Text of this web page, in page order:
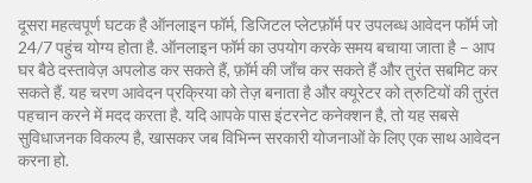
दूसरा महत्वपूर्ण घटक हैऑनलाइन फॉर्म, डिजिटल प्लेटफ़ॉर्म पर उपलब्ध आवेदन फॉर्म जो
24/7 पहुंच योग्य होता है. ऑनलाइन फॉर्म का उपयोग करके समय बचाया जाता है – आप
घर बैठे दस्तावेज़ अपलोड कर सकते हैं, फ़ॉर्म की जाँच कर सकते हैं और तुरंत सबमिट कर
सकते हैं. यह चरण आवेदन प्रक्रिया को तेज़ बनाता है और क्यूरेटर को त्रुटियों की तुरंत
पहचान करने में मदद करता है. यदि आपके पास इंटरनेट कनेक्शन है, तो यह सबसे
सुविधाजनक विकल्प है, खासकर जब विभिन्न सरकारी योजनाओं के लिए एक साथ आवेदन
करना हो.